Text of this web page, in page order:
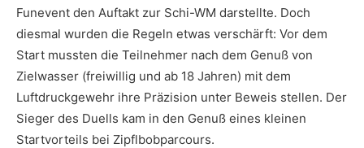
Funevent den Auftakt zur Schi-WM darstellte. Doch
diesmal wurden die Regeln etwas verschärft: Vor dem
Start mussten die Teilnehmer nach dem Genuß von
Zielwasser (freiwillig und ab 18 Jahren) mit dem
Luftdruckgewehr ihre Präzision unter Beweis stellen. Der
Sieger des Duells kam in den Genuß eines kleinen
Startvorteils bei Zipflbobparcours.